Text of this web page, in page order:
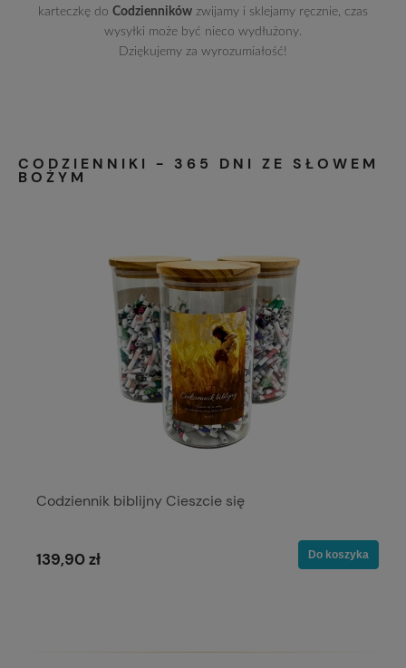
karteczkę do Codzienników zwijamy i sklejamy ręcznie, czas
wysyłki może być nieco wydłużony.
Dziękujemy za wyrozumiałość!
CODZIENNIKI - 365 DNI ZE SŁOWEM
BOŻYM
Codziennik biblijny Cieszcie się
139,90 zł Do koszyka